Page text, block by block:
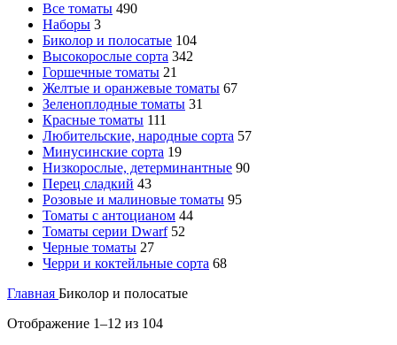
Все томаты 490
Наборы 3
Биколор и полосатые 104
Высокорослые сорта 342
Горшечные томаты 21
Желтые и оранжевые томаты 67
Зеленоплодные томаты 31
Красные томаты 111
Любительские, народные сорта 57
Минусинские сорта 19
Низкорослые, детерминантные 90
Перец сладкий 43
Розовые и малиновые томаты 95
Томаты с антоцианом 44
Томаты серии Dwarf 52
Черные томаты 27
Черри и коктейльные сорта 68
Главная Биколор и полосатые
Отображение 1–12 из 104